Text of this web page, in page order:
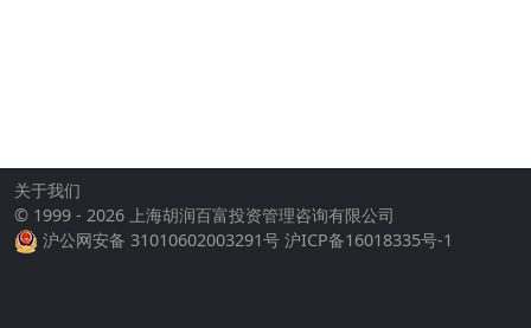
关于我们
© 1999 - 2026 上海胡润百富投资管理咨询有限公司
沪公网安备 31010602003291号 沪ICP备16018335号-1